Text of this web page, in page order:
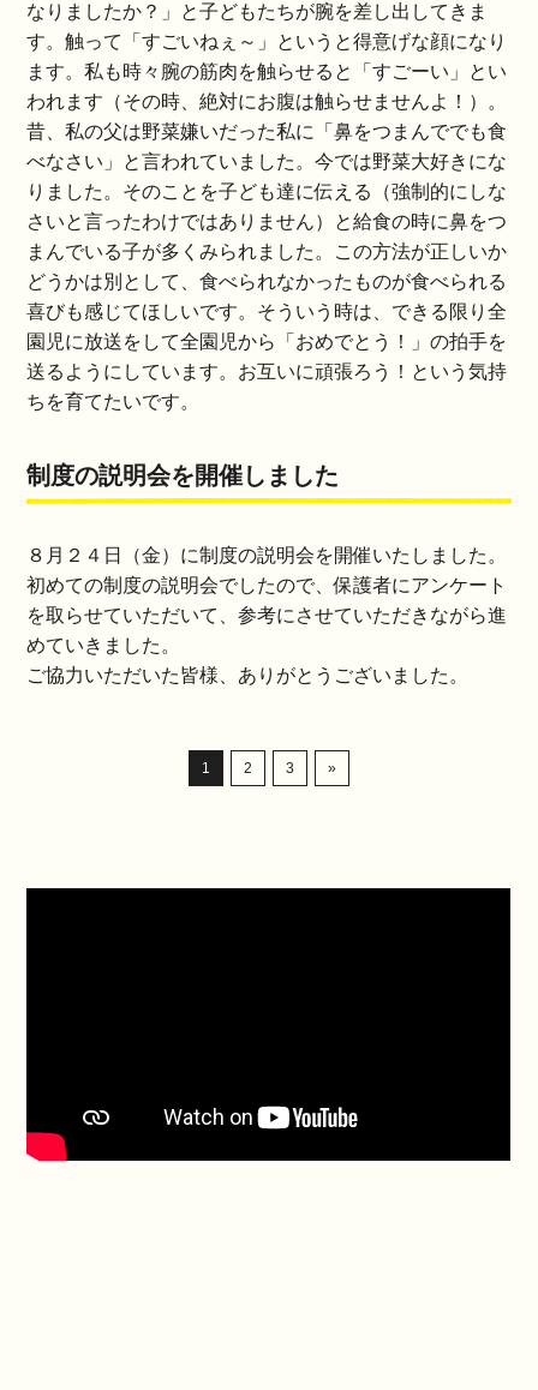
なりましたか？」と子どもたちが腕を差し出してきま
す。触って「すごいねぇ～」というと得意げな顔になり
ます。私も時々腕の筋肉を触らせると「すごーい」とい
われます（その時、絶対にお腹は触らせませんよ！）。
昔、私の父は野菜嫌いだった私に「鼻をつまんででも食
べなさい」と言われていました。今では野菜大好きにな
りました。そのことを子ども達に伝える（強制的にしな
さいと言ったわけではありません）と給食の時に鼻をつ
まんでいる子が多くみられました。この方法が正しいか
どうかは別として、食べられなかったものが食べられる
喜びも感じてほしいです。そういう時は、できる限り全
園児に放送をして全園児から「おめでとう！」の拍手を
送るようにしています。お互いに頑張ろう！という気持
ちを育てたいです。
制度の説明会を開催しました
８月２４日（金）に制度の説明会を開催いたしました。
初めての制度の説明会でしたので、保護者にアンケート
を取らせていただいて、参考にさせていただきながら進
めていきました。
ご協力いただいた皆様、ありがとうございました。
1 2 3 »